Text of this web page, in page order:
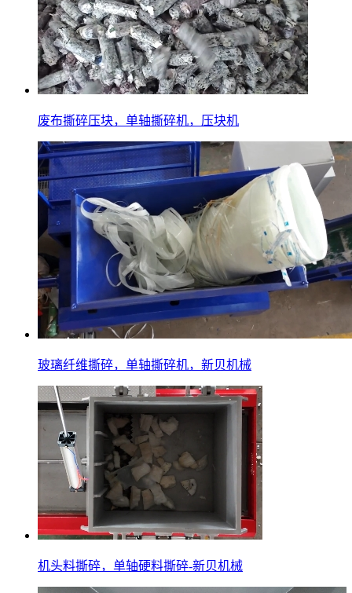
废布撕碎压块，单轴撕碎机，压块机
玻璃纤维撕碎，单轴撕碎机，新贝机械
机头料撕碎，单轴硬料撕碎-新贝机械